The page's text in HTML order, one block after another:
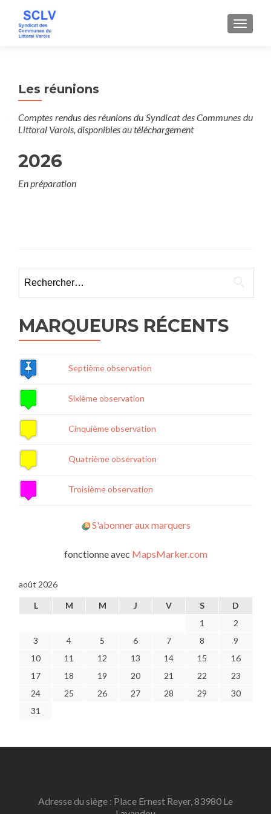
Les réunions
Comptes rendus des réunions du Syndicat des Communes du
Littoral Varois, disponibles au téléchargement
2026
En préparation
MARQUEURS RÉCENTS
Septième observation
Sixième observation
Cinquième observation
Quatrième observation
Troisième observation
S'abonner aux marquers
fonctionne avec MapsMarker.com
août 2026
L M M J V S
D
1
2
3
4 5 6 7 8
9
10
11 12 13 14 15
16
17
18 19 20 21 22
23
24
25 26 27 28 29
30
31
Adresse du siège : Place Ernest Reyer, 83980 Le